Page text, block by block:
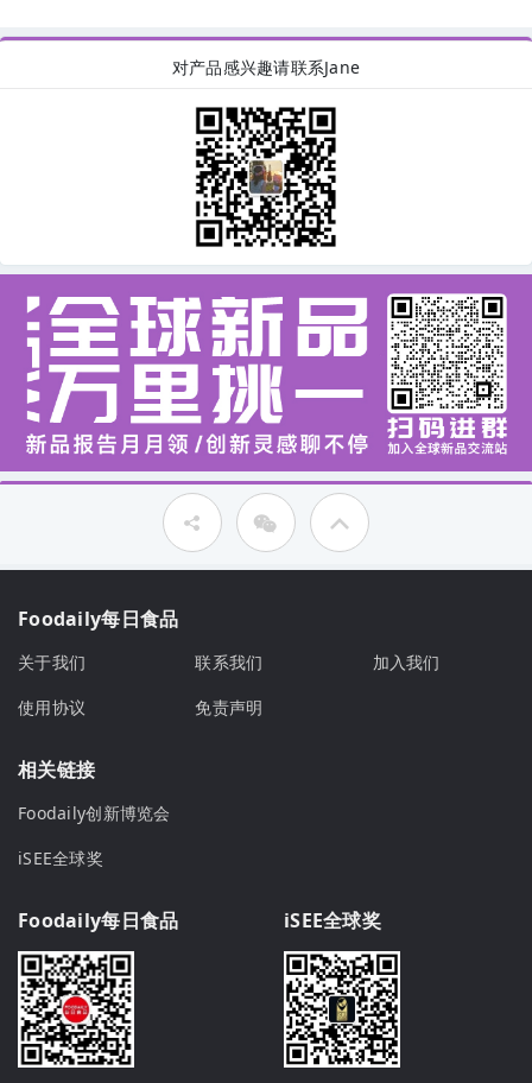
对产品感兴趣请联系Jane
Foodaily每日食品
关于我们 联系我们
加入我们
使用协议
免责声明
相关链接
Foodaily创新博览会
iSEE全球奖
Foodaily每日食品 iSEE全球奖